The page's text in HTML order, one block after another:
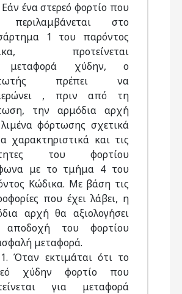
Εάν ένα στερεό φορτίο που
περιλαμβάνεται στο
1 του παρόντος
προτείνεται
μεταφορά χύδην, ο
πρέπει να
, πριν από τη
την αρμόδια αρχή
φόρτωσης σχετικά
χαρακτηριστικά και τις
του φορτίου
με το τμήμα 4 του
Κώδικα. Με βάση τις
που έχει λάβει, η
αρχή θα αξιολογήσει
αποδοχή του φορτίου
μεταφορά.
Όταν εκτιμάται ότι το
χύδην φορτίο που
για μεταφορά